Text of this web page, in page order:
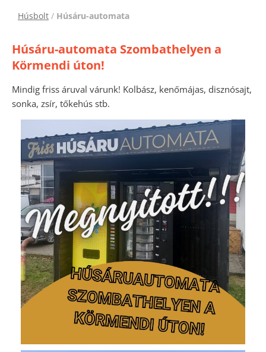
Húsbolt / Húsáru-automata
Húsáru-automata Szombathelyen a
Körmendi úton!
Mindig friss áruval várunk! Kolbász, kenőmájas, disznósajt,
sonka, zsír, tőkehús stb.